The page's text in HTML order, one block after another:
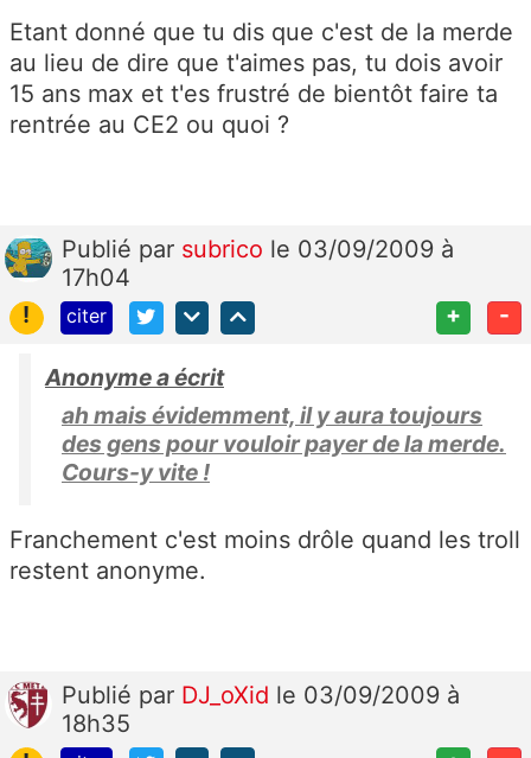
Etant donné que tu dis que c'est de la merde
au lieu de dire que t'aimes pas, tu dois avoir
15 ans max et t'es frustré de bientôt faire ta
rentrée au CE2 ou quoi ?
Publié par subrico le 03/09/2009 à
17h04
!
citer + -
Anonyme a écrit
ah mais évidemment, il y aura toujours
des gens pour vouloir payer de la merde.
Cours-y vite !
Franchement c'est moins drôle quand les troll
restent anonyme.
Publié par DJ_oXid le 03/09/2009 à
18h35